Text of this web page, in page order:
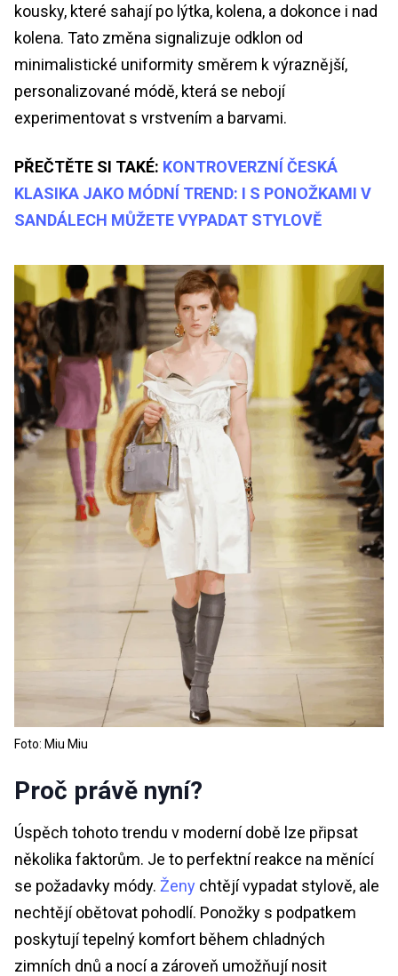
kousky, které sahají po lýtka, kolena, a dokonce i nad
kolena. Tato změna signalizuje odklon od
minimalistické uniformity směrem k výraznější,
personalizované módě, která se nebojí
experimentovat s vrstvením a barvami.
PŘEČTĚTE SI TAKÉ: KONTROVERZNÍ ČESKÁ
KLASIKA JAKO MÓDNÍ TREND: I S PONOŽKAMI V
SANDÁLECH MŮŽETE VYPADAT STYLOVĚ
Foto: Miu Miu
Proč právě nyní?
Úspěch tohoto trendu v moderní době lze připsat
několika faktorům. Je to perfektní reakce na měnící
se požadavky módy. Ženy chtějí vypadat stylově, ale
nechtějí obětovat pohodlí. Ponožky s podpatkem
poskytují tepelný komfort během chladných
zimních dnů a nocí a zároveň umožňují nosit